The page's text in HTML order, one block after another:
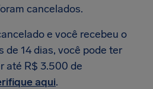
cancelados.
e você recebeu o
de 14 dias, você pode ter
até R$ 3.500 de
aqui.